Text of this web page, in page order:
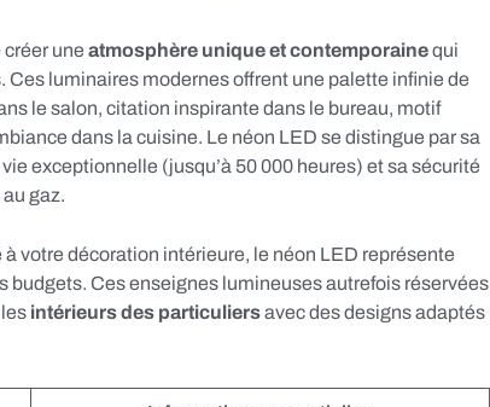
une atmosphère unique et contemporainequi
luminaires modernes offrent une palette infinie de
le salon, citation inspirante dans le bureau, motif
dans la cuisine. Le néon LED se distingue par sa
vie exceptionnelle (jusqu’à 50 000 heures) et sa sécurité
gaz.
votre décoration intérieure, le néon LED représente
budgets. Ces enseignes lumineuses autrefois réservées
intérieurs des particuliersavec des designs adaptés